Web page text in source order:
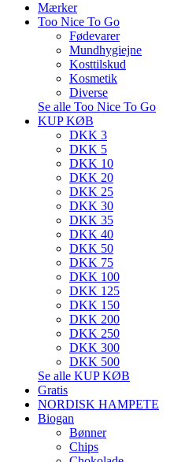
Mærker
Too Nice To Go
Fødevarer
Mundhygiejne
Kosttilskud
Kosmetik
Diverse
Se alle Too Nice To Go
KUP KØB
DKK 3
DKK 5
DKK 10
DKK 20
DKK 25
DKK 30
DKK 35
DKK 40
DKK 50
DKK 75
DKK 100
DKK 125
DKK 150
DKK 200
DKK 250
DKK 300
DKK 500
Se alle KUP KØB
Gratis
NORDISK HAMPETE
Biogan
Bønner
Chips